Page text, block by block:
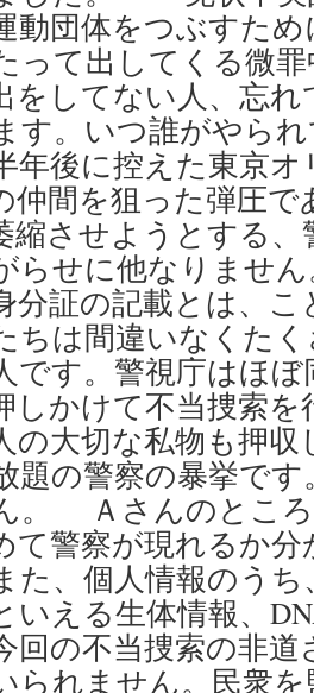
動団体をつぶすた
って出してくる微
をしてない人、忘
す。いつ誰がやら
年後に控えた東京
仲間を狙った弾圧
縮させようとする
らせに他なりませ
分証の記載とは、
ちは間違いなくた
です。警視庁はほ
しかけて不当捜索
の大切な私物も押
題の警察の暴挙で
。 Ａさんのとこ
て警察が現れるか
た、個人情報のう
いえる生体情報、
回の不当捜索の非
られません。民衆